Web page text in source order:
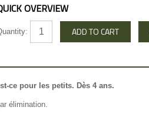
OVERVIEW
ce pour les petits. Dès 4 ans.
élimination.